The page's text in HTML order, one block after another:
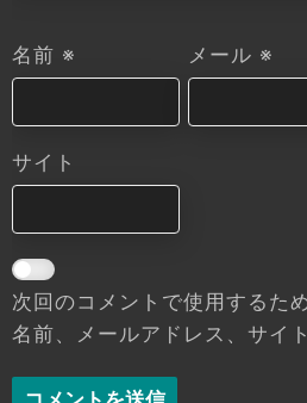
名前 ※ メール ※
サイト
次回のコメントで使用するた
名前、メールアドレス、サイ